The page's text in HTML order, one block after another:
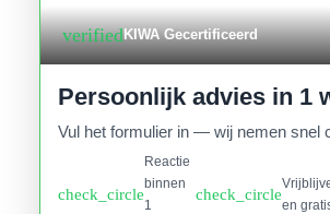
verifiedKIWA Gecertificeerd
Persoonlijk advies in 1
Vul het formulier in — wij nemen snel
check_circle
Reactie
binnen
1
check_circle
en